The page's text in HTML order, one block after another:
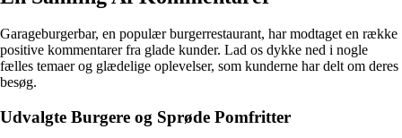
Garageburgerbar, en populær burgerrestaurant, har modtaget en række
positive kommentarer fra glade kunder. Lad os dykke ned i nogle
fælles temaer og glædelige oplevelser, som kunderne har delt om deres
besøg.
Udvalgte Burgere og Sprøde Pomfritter